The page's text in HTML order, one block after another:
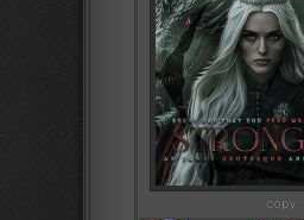
copy: